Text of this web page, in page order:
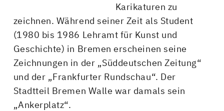
Karikaturen zu
zeichnen. Während seiner Zeit als Student
(1980 bis 1986 Lehramt für Kunst und
Geschichte) in Bremen erscheinen seine
Zeichnungen in der „Süddeutschen Zeitung“
und der „Frankfurter Rundschau“. Der
Stadtteil Bremen Walle war damals sein
„Ankerplatz“.